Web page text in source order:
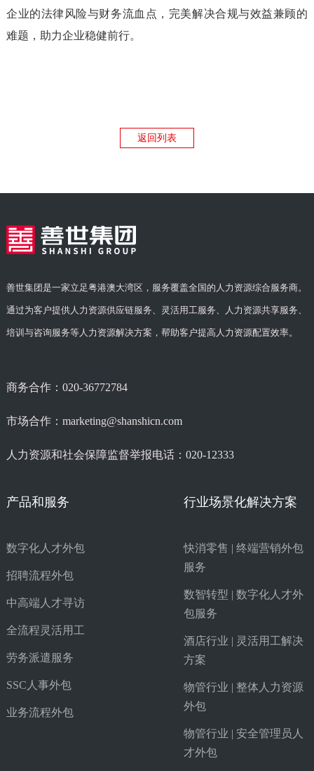
企业的法律风险与财务流血点，完美解决合规与效益兼顾的
难题，助力企业稳健前行。
返回列表
善世集团是一家立足粤港澳大湾区，服务覆盖全国的人力资源综合服务商。
通过为客户提供人力资源供应链服务、灵活用工服务、人力资源共享服务、
培训与咨询服务等人力资源解决方案，帮助客户提高人力资源配置效率。
商务合作：020-36772784
市场合作：marketing@shanshicn.com
人力资源和社会保障监督举报电话：020-12333
产品和服务
数字化人才外包
招聘流程外包
中高端人才寻访
全流程灵活用工
劳务派遣服务
SSC人事外包
业务流程外包
行业场景化解决方案
快消零售 | 终端营销外包
服务
数智转型 | 数字化人才外
包服务
酒店行业 | 灵活用工解决
方案
物管行业 | 整体人力资源
外包
物管行业 | 安全管理员人
才外包